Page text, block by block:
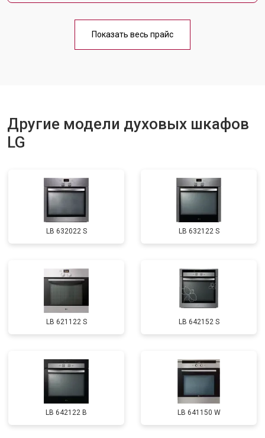
Показать весь прайс
Другие модели духовых шкафов
LG
LB 632022 S LB 632122 S
LB 621122 S LB 642152 S
LB 642122 B LB 641150 W